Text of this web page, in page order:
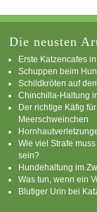
Die neusten
Erste Katzencafes
Schuppen beim
Schildkröten auf
Chinchilla-Haltung
Der richtige Käfig
Meerschweinchen
Wie viel Strafe
sein?
Hundehaltung im
Was tun, wenn ein
Blutiger Urin bei